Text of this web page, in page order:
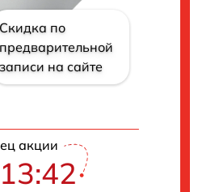
Скидка по
предварительной
записи на сайте
акции